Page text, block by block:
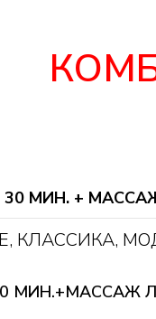
МИН. +
КЛАССИКА,
МИН.+МАССАЖ